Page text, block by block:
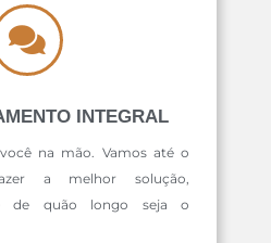
INTEGRAL
na mão. Vamos até o
a melhor solução,
de quão longo seja o